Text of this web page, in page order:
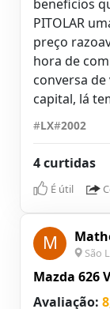
beneficios
PITOLAR
preço
hora de
conversa
capital, lá
#LX#2002
4 curtidas
É útil
M São
Mazda 626
Avaliação: